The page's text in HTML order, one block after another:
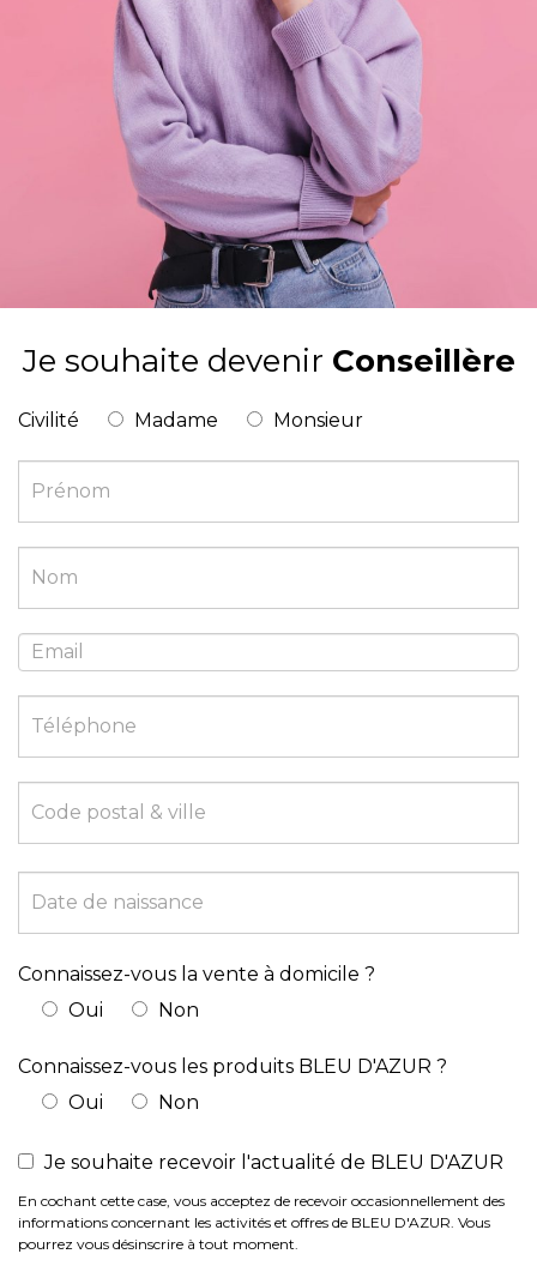
Je souhaite devenir Conseillère
Page
Si
êtes
un
humain,
ne
remplissez
pas
ce
champ.
Civilité Madame Monsieur
Connaissez-vous la vente à domicile ?
Oui
Non
Connaissez-vous les produits BLEU D'AZUR ?
Oui
Non
Je souhaite recevoir l'actualité de BLEU D'AZUR
En cochant cette case, vous acceptez de recevoir occasionnellement des
informations concernant les activités et offres de BLEU D'AZUR. Vous
pourrez vous désinscrire à tout moment.